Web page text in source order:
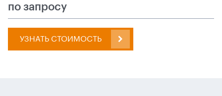
по запросу
УЗНАТЬ СТОИМОСТЬ